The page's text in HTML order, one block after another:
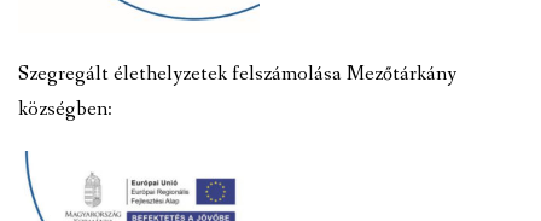
Szegregált élethelyzetek felszámolása Mezőtárkány
községben: